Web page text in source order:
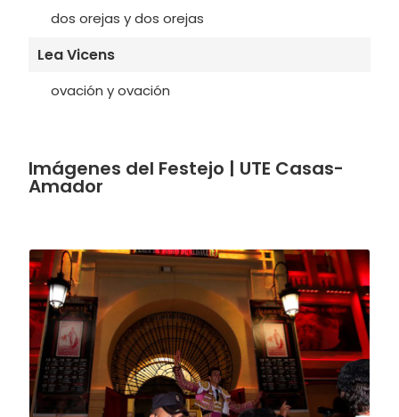
dos orejas y dos orejas
Lea Vicens
ovación y ovación
Imágenes del Festejo | UTE Casas-
Amador